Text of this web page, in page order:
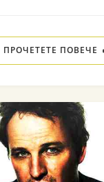
ПРОЧЕТЕТЕ ПОВЕЧЕ